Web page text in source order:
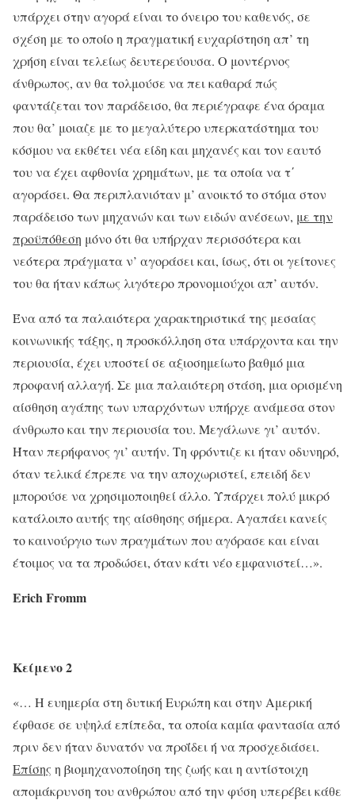
υπάρχει στην αγορά είναι το όνειρο του καθενός, σε
σχέση με το οποίο η πραγματική ευχαρίστηση απ’ τη
χρήση είναι τελείως δευτερεύουσα. Ο μοντέρνος
άνθρωπος, αν θα τολμούσε να πει καθαρά πώς
φαντάζεται τον παράδεισο, θα περιέγραφε ένα όραμα
που θα’ μοιαζε με το μεγαλύτερο υπερκατάστημα του
κόσμου να εκθέτει νέα είδη και μηχανές και τον εαυτό
του να έχει αφθονία χρημάτων, με τα οποία να τ΄
αγοράσει. Θα περιπλανιόταν μ’ ανοικτό το στόμα στον
παράδεισο των μηχανών και των ειδών ανέσεων, με την
προϋπόθεση μόνο ότι θα υπήρχαν περισσότερα και
νεότερα πράγματα ν’ αγοράσει και, ίσως, ότι οι γείτονες
του θα ήταν κάπως λιγότερο προνομιούχοι απ’ αυτόν.
Ένα από τα παλαιότερα χαρακτηριστικά της μεσαίας
κοινωνικής τάξης, η προσκόλληση στα υπάρχοντα και την
περιουσία, έχει υποστεί σε αξιοσημείωτο βαθμό μια
προφανή αλλαγή. Σε μια παλαιότερη στάση, μια ορισμένη
αίσθηση αγάπης των υπαρχόντων υπήρχε ανάμεσα στον
άνθρωπο και την περιουσία του. Μεγάλωνε γι’ αυτόν.
Ήταν περήφανος γι’ αυτήν. Τη φρόντιζε κι ήταν οδυνηρό,
όταν τελικά έπρεπε να την αποχωριστεί, επειδή δεν
μπορούσε να χρησιμοποιηθεί άλλο. Υπάρχει πολύ μικρό
κατάλοιπο αυτής της αίσθησης σήμερα. Αγαπάει κανείς
το καινούργιο των πραγμάτων που αγόρασε και είναι
έτοιμος να τα προδώσει, όταν κάτι νέο εμφανιστεί…».
Erich Fromm
Κείμενο 2
«… Η ευημερία στη δυτική Ευρώπη και στην Αμερική
έφθασε σε υψηλά επίπεδα, τα οποία καμία φαντασία από
πριν δεν ήταν δυνατόν να προΐδει ή να προσχεδιάσει.
Επίσης η βιομηχανοποίηση της ζωής και η αντίστοιχη
απομάκρυνση του ανθρώπου από την φύση υπερέβει κάθε